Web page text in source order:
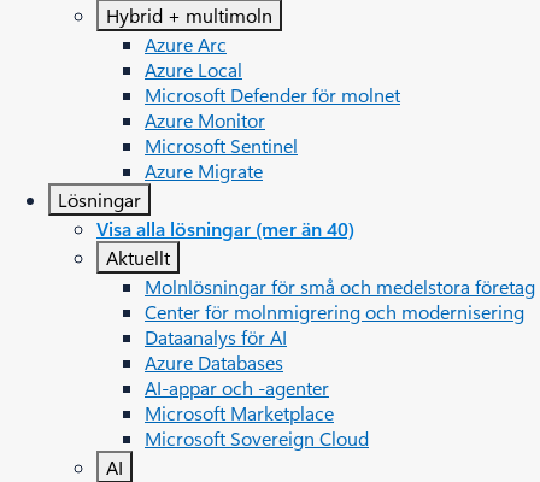
Hybrid + multimoln
Azure Arc​
Azure Local
Microsoft Defender för molnet
Azure Monitor
Microsoft Sentinel
Azure Migrate
Lösningar
Visa alla lösningar (mer än 40)
Aktuellt
Molnlösningar för små och medelstora företag
Center för molnmigrering och modernisering
Dataanalys för AI
Azure Databases
AI-appar och -agenter
Microsoft Marketplace
Microsoft Sovereign Cloud
AI